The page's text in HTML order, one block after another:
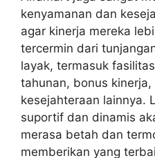
kenyamanan dan
agar kinerja mereka
tercermin dari
layak, termasuk
tahunan, bonus
kesejahteraan lainnya.
suportif dan dinamis
merasa betah dan
memberikan yang